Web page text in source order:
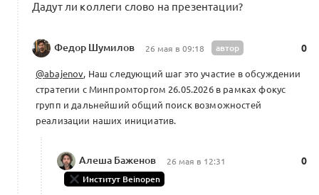
Дадут ли коллеги слово на презентации?
Федор Шумилов 26 мая в 09:18 автор 0
@abajenov, Наш следующий шаг это участие в обсуждении
стратегии с Минпромторгом 26.05.2026 в рамках фокус
групп и дальнейший общий поиск возможностей
реализации наших инициатив.
Алеша Баженов 26 мая в 12:31
Институт Beinopen
0